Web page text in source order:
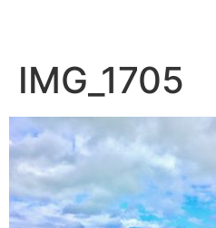
IMG_1705